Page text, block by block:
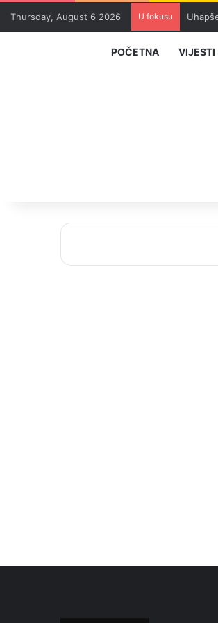
Thursday, August 6 2026 U fokusu
POČETNA VIJESTI